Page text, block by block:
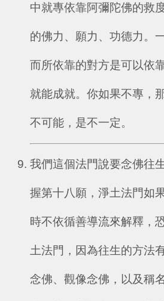
中就專依靠阿彌陀佛的救
的佛力、願力、功德力。
而所依靠的對方是可以依
就能成就。你如果不專，
不可能，是不一定。
我們這個法門說要念佛往
握第十八願，淨土法門如
時不依循善導流來解釋，
土法門，因為往生的方法
念佛、觀像念佛，以及稱